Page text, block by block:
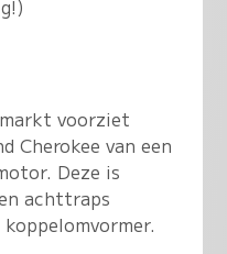
voorziet
Cherokee van een
Deze is
achttraps